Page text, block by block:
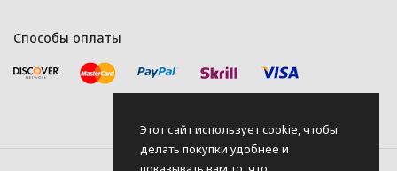
Способы оплаты
Этот сайт использует cookie, чтобы
делать покупки удобнее и